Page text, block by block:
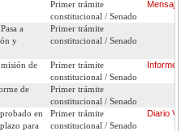
62
04
Primer trámite
constitucional / Senado
a
y
Primer trámite
constitucional / Senado
de
Primer trámite
constitucional / Senado
Informe
de
Primer trámite
constitucional / Senado
en
para
Primer trámite
constitucional / Senado
Diario